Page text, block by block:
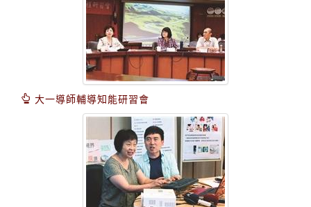
大一導師輔導知能研習會